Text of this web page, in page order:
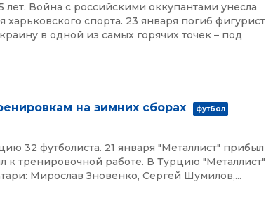
Война с российскими оккупантами унесла
спорта. 23 января погиб фигурист
в одной из самых горячих точек – под
на зимних сборах футбол
32 футболиста. 21 января "Металлист" прибыл
к тренировочной работе. В Турцию "Металлист"
Мирослав Зновенко, Сергей Шумилов,...